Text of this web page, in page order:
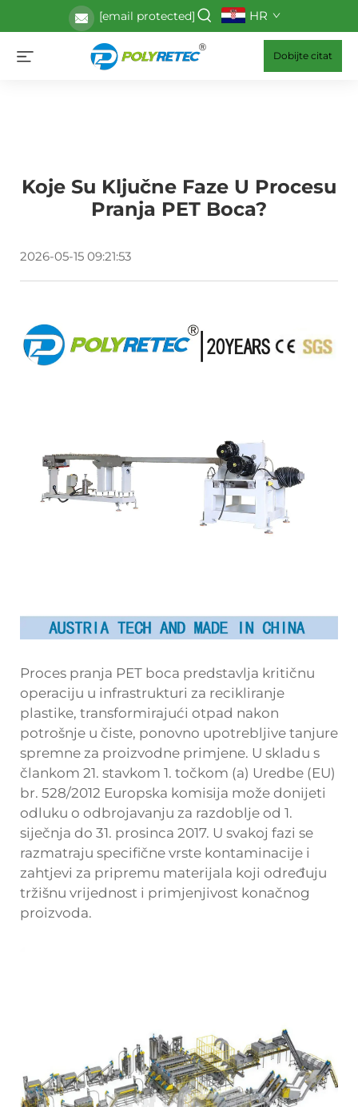
[email protected] HR
Dobijte citat
Koje Su Ključne Faze U Procesu
Pranja PET Boca?
2026-05-15 09:21:53
Proces pranja PET boca predstavlja kritičnu
operaciju u infrastrukturi za recikliranje
plastike, transformirajući otpad nakon
potrošnje u čiste, ponovno upotrebljive tanjure
spremne za proizvodne primjene. U skladu s
člankom 21. stavkom 1. točkom (a) Uredbe (EU)
br. 528/2012 Europska komisija može donijeti
odluku o odbrojavanju za razdoblje od 1.
siječnja do 31. prosinca 2017. U svakoj fazi se
razmatraju specifične vrste kontaminacije i
zahtjevi za pripremu materijala koji određuju
tržišnu vrijednost i primjenjivost konačnog
proizvoda.